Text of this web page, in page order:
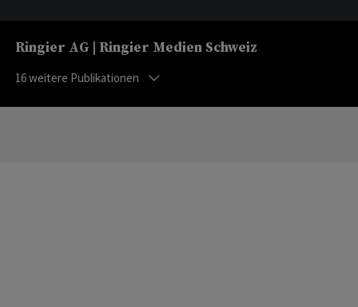
Ringier AG | Ringier Medien Schweiz
16weitere Publikationen